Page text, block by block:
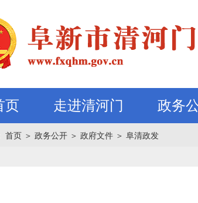
页 走进清河门 政务
首页 ＞ 政务公开 ＞ 政府文件 ＞ 阜清政发